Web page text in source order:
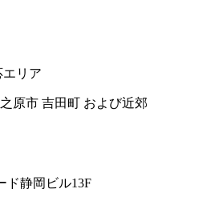
リア
原市 吉田町 および近郊
ド静岡ビル13F